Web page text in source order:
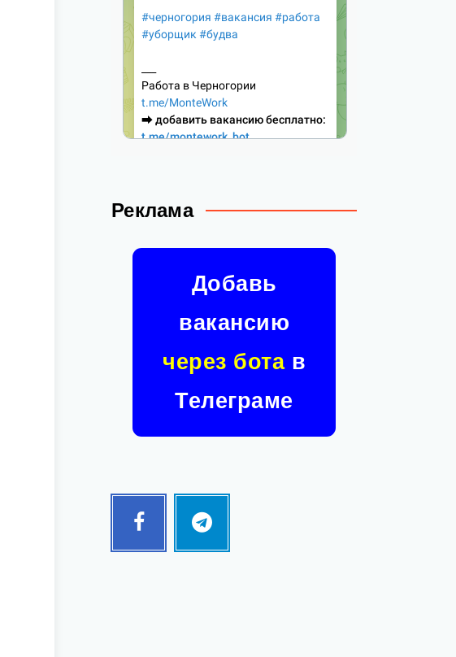
Реклама
Добавь
вакансию
через ботав
Телеграме
Facebook
Follow
Telegram
Follow